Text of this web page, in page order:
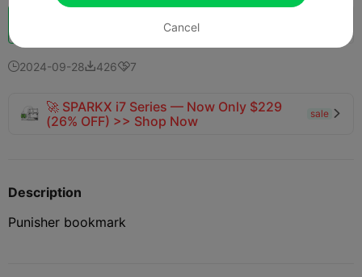
140
2024-09-284267
🚀 SPARKX i7 Series — Now Only $229
(26% OFF) >> Shop Now
sale 
Description
Punisher bookmark
Cancel